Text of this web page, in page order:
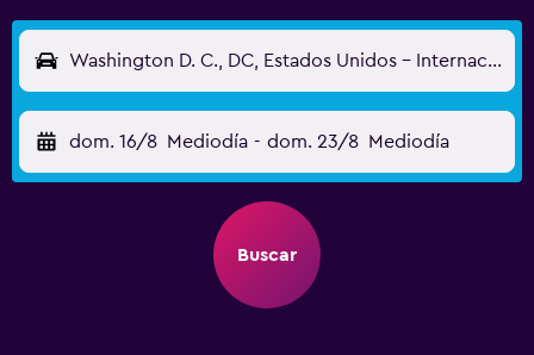
Washington D. C., DC, Estados Unidos - Internacional de Washington-Dulles (IAD)
dom. 16/8 Mediodía - dom. 23/8 Mediodía
Buscar